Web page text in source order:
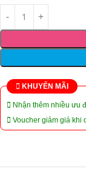
KHUYẾN MÃI
Nhận thêm nhiều ưu
Voucher giảm giá khi